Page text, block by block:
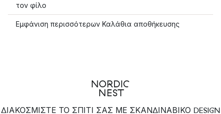
τον φίλο
Εμφάνιση περισσότερων Καλάθια αποθήκευσης
ΔΙΑΚΟΣΜΙΣΤΕ ΤΟ ΣΠΙΤΙ ΣΑΣ ΜΕ ΣΚΑΝΔΙΝΑΒΙΚΟ DESIGN